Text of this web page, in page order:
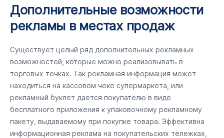
Дополнительные возможности
рекламы в местах продаж
Существует целый ряд дополнительных рекламных
возможностей, которые можно реализовывать в
торговых точках. Так рекламная информация может
находиться на кассовом чеке супермаркета, или
рекламный буклет дается покупателю в виде
бесплатного приложения к упаковочному рекламному
пакету, выдаваемому при покупке товара. Эффективна
информационная реклама на покупательских тележках,